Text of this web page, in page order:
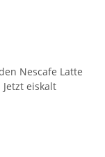
Nescafe Latte
eiskalt